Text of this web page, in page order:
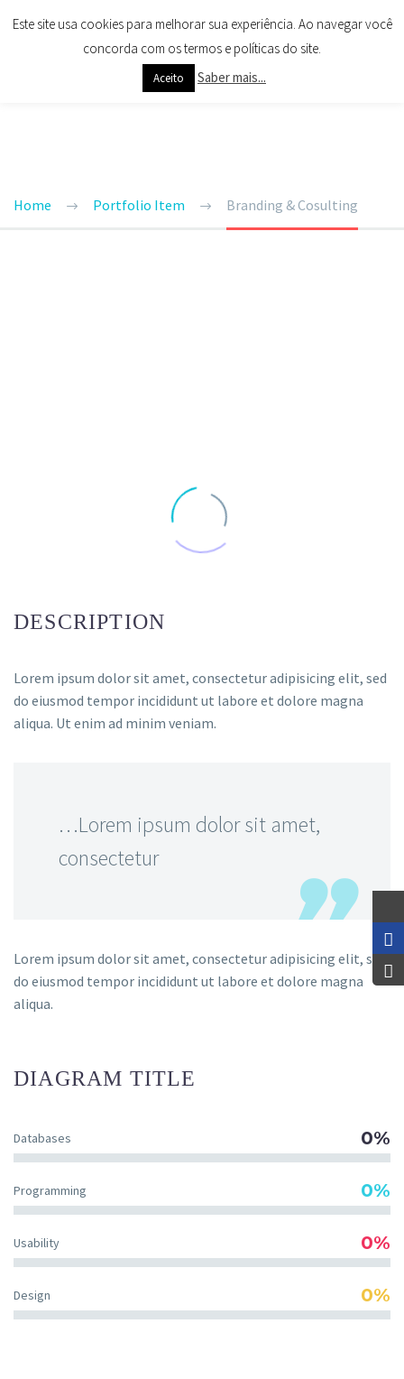
BRANDING & CONSULTING
Home Portfolio Item Branding & Cosulting
DESCRIPTION
Lorem ipsum dolor sit amet, consectetur adipisicing elit, sed
do eiusmod tempor incididunt ut labore et dolore magna
aliqua. Ut enim ad minim veniam.
…Lorem ipsum dolor sit amet,
consectetur
Lorem ipsum dolor sit amet, consectetur adipisicing elit, sed
do eiusmod tempor incididunt ut labore et dolore magna
aliqua.
DIAGRAM TITLE
Databases 0%
Programming 0%
Usability 0%
Design 0%
Este site usa cookies para melhorar sua experiência. Ao navegar você
concorda com os termos e políticas do site.
Aceito Saber mais...